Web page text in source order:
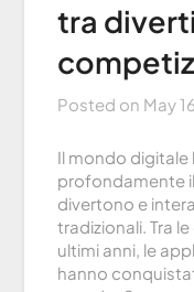
tra
Posted on May
Il mondo
profondamente
divertono e
tradizionali. Tra
ultimi anni, le
hanno